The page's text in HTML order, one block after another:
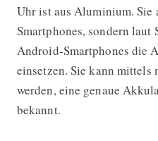
Uhr ist aus Aluminium.
Smartphones, sondern laut
Android-Smartphones die
einsetzen. Sie kann mittels
werden, eine genaue
bekannt.